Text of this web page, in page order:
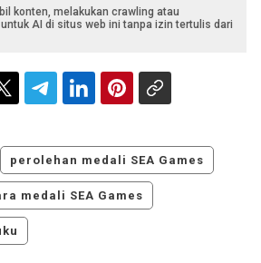
konten, melakukan crawling atau
AI di situs web ini tanpa izin tertulis dari
perolehan medali SEA Games
medali SEA Games